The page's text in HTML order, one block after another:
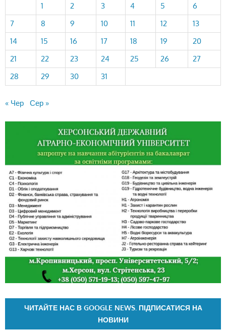
1
2 3 4 5
6
7
8 9 10 11 12
13
14
15 16 17 18 19
20
21
22 23 24 25 26
27
28
29 30 31
« Чер Сер »
ЧИТАЙТЕ НАС В GOOGLE NEWS. ПІДПИСАТИСЯ НА
НОВИНИ